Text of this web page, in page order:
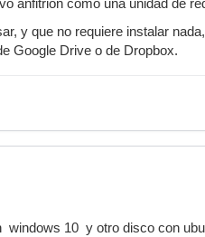
anfitrión como una unidad de
y que no requiere instalar
Google Drive o de Dropbox.
10 y otro disco con